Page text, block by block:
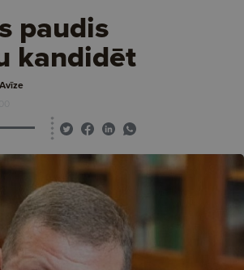
paudis
kandidēt